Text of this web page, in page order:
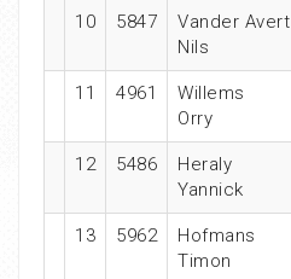
10 5847
Vander Avert
Nils
11 4961
Willems
Orry
12 5486
Heraly
Yannick
13 5962
Hofmans
Timon